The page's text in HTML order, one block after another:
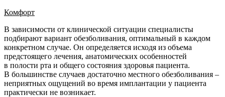
Комфорт
В зависимости от клинической ситуации специалисты
подбирают вариант обезболивания, оптимальный в каждом
конкретном случае. Он определяется исходя из объема
предстоящего лечения, анатомических особенностей
в полости рта и общего состояния здоровья пациента.
В большинстве случаев достаточно местного обезболивания –
неприятных ощущений во время имплантации у пациента
практически не возникает.